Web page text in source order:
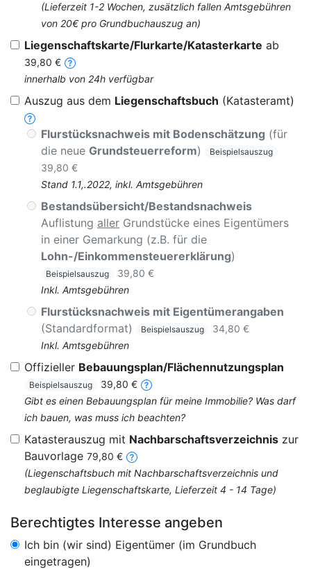
(Lieferzeit 1-2 Wochen, zusätzlich fallen Amtsgebühren
von 20€ pro Grundbuchauszug an)
Liegenschaftskarte/Flurkarte/Katasterkarte ab
39,80 €
innerhalb von 24h verfügbar
Auszug aus dem Liegenschaftsbuch (Katasteramt)
Flurstücksnachweis mit Bodenschätzung (für
die neue Grundsteuerreform) Beispielsauszug
39,80 €
Stand 1.1,.2022, inkl. Amtsgebühren
Bestandsübersicht/Bestandsnachweis
Auflistung aller Grundstücke eines Eigentümers
in einer Gemarkung (z.B. für die
Lohn-/Einkommensteuererklärung)
Beispielsauszug
39,80 €
Inkl. Amtsgebühren
Flurstücksnachweis mit Eigentümerangaben
(Standardformat)
Beispielsauszug
34,80 €
Inkl. Amtsgebühren
Offizieller Bebauungsplan/Flächennutzungsplan
Beispielsauszug
39,80 €
Gibt es einen Bebauungsplan für meine Immobilie? Was darf
ich bauen, was muss ich beachten?
Katasterauszug mit Nachbarschaftsverzeichnis zur
Bauvorlage 79,80 €
(Liegenschaftsbuch mit Nachbarschaftsverzeichnis und
beglaubigte Liegenschaftskarte, Lieferzeit 4 - 14 Tage)
Berechtigtes Interesse angeben
Ich bin (wir sind) Eigentümer (im Grundbuch
eingetragen)